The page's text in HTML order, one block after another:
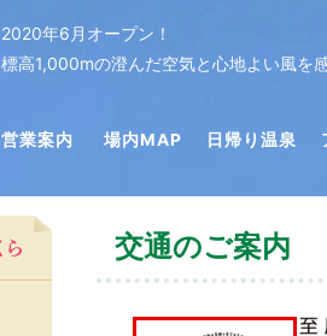
2020年6月オープン！
標高1,000mの澄んだ空気と心地よい風を
営業案内 場内MAP 日帰り温泉
交通のご案内